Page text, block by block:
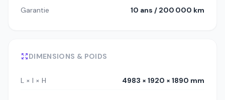
Garantie 10 ans / 200 000 km
DIMENSIONS & POIDS
L × l × H 4983 × 1920 × 1890 mm